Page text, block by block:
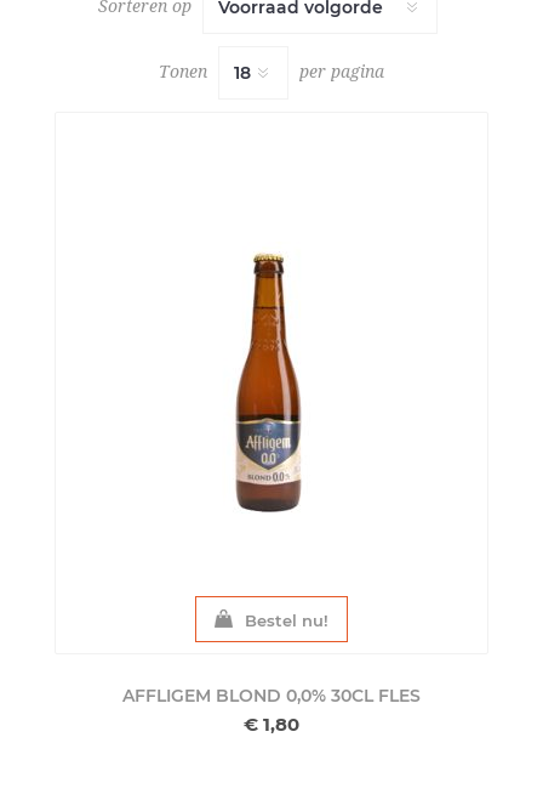
Sorteren op
Tonen per pagina
Bestel nu!
AFFLIGEM BLOND 0,0% 30CL FLES
€ 1,80